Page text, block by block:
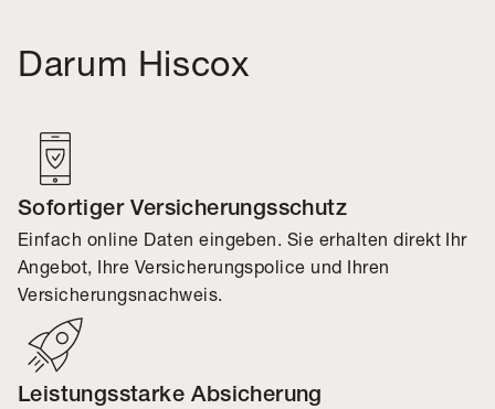
Darum Hiscox
Sofortiger Versicherungsschutz
Einfach online Daten eingeben. Sie erhalten direkt Ihr
Angebot, Ihre Versicherungspolice und Ihren
Versicherungsnachweis.
Leistungsstarke Absicherung